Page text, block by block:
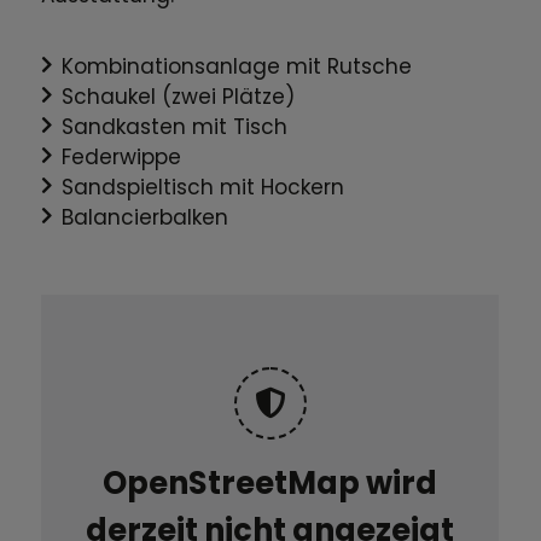
Kombinationsanlage mit Rutsche
Schaukel (zwei Plätze)
Sandkasten mit Tisch
Federwippe
Sandspieltisch mit Hockern
Balancierbalken
OpenStreetMap wird
derzeit nicht angezeigt